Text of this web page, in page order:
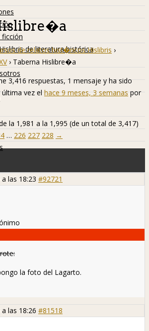
ficción
de literatura histórica
de relatos hist�ricos Hislibris ›
› Taberna Hislibre�a
3,416 respuestas, 1 mensaje y ha sido
vez el hace 9 meses, 3 semanas por
la 1,981 a la 1,995 (de un total de 3,417)
… 226 227 228 →
las 18:23 #92721
la foto del Lagarto.
las 18:26 #81518